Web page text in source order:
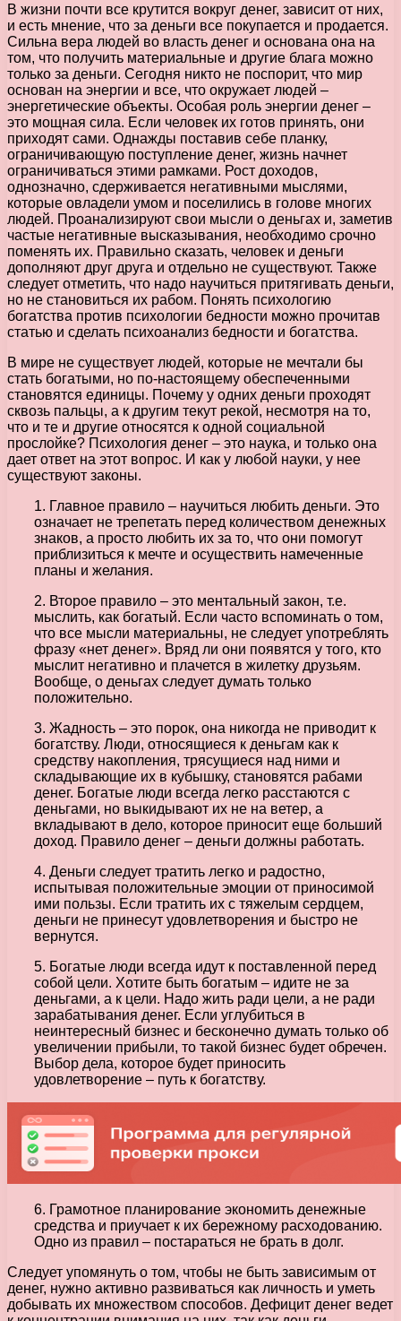
В жизни почти все крутится вокруг денег, зависит от них,
и есть мнение, что за деньги все покупается и продается.
Сильна вера людей во власть денег и основана она на
том, что получить материальные и другие блага можно
только за деньги. Сегодня никто не поспорит, что мир
основан на энергии и все, что окружает людей –
энергетические объекты. Особая роль энергии денег –
это мощная сила. Если человек их готов принять, они
приходят сами. Однажды поставив себе планку,
ограничивающую поступление денег, жизнь начнет
ограничиваться этими рамками. Рост доходов,
однозначно, сдерживается негативными мыслями,
которые овладели умом и поселились в голове многих
людей. Проанализируют свои мысли о деньгах и, заметив
частые негативные высказывания, необходимо срочно
поменять их. Правильно сказать, человек и деньги
дополняют друг друга и отдельно не существуют. Также
следует отметить, что надо научиться притягивать деньги,
но не становиться их рабом. Понять психологию
богатства против психологии бедности можно прочитав
статью и сделать психоанализ бедности и богатства.
В мире не существует людей, которые не мечтали бы
стать богатыми, но по-настоящему обеспеченными
становятся единицы. Почему у одних деньги проходят
сквозь пальцы, а к другим текут рекой, несмотря на то,
что и те и другие относятся к одной социальной
прослойке? Психология денег – это наука, и только она
дает ответ на этот вопрос. И как у любой науки, у нее
существуют законы.
1. Главное правило – научиться любить деньги. Это
означает не трепетать перед количеством денежных
знаков, а просто любить их за то, что они помогут
приблизиться к мечте и осуществить намеченные
планы и желания.
2. Второе правило – это ментальный закон, т.е.
мыслить, как богатый. Если часто вспоминать о том,
что все мысли материальны, не следует употреблять
фразу «нет денег». Вряд ли они появятся у того, кто
мыслит негативно и плачется в жилетку друзьям.
Вообще, о деньгах следует думать только
положительно.
3. Жадность – это порок, она никогда не приводит к
богатству. Люди, относящиеся к деньгам как к
средству накопления, трясущиеся над ними и
складывающие их в кубышку, становятся рабами
денег. Богатые люди всегда легко расстаются с
деньгами, но выкидывают их не на ветер, а
вкладывают в дело, которое приносит еще больший
доход. Правило денег – деньги должны работать.
4. Деньги следует тратить легко и радостно,
испытывая положительные эмоции от приносимой
ими пользы. Если тратить их с тяжелым сердцем,
деньги не принесут удовлетворения и быстро не
вернутся.
5. Богатые люди всегда идут к поставленной перед
собой цели. Хотите быть богатым – идите не за
деньгами, а к цели. Надо жить ради цели, а не ради
зарабатывания денег. Если углубиться в
неинтересный бизнес и бесконечно думать только об
увеличении прибыли, то такой бизнес будет обречен.
Выбор дела, которое будет приносить
удовлетворение – путь к богатству.
6. Грамотное планирование экономить денежные
средства и приучает к их бережному расходованию.
Одно из правил – постараться не брать в долг.
Следует упомянуть о том, чтобы не быть зависимым от
денег, нужно активно развиваться как личность и уметь
добывать их множеством способов. Дефицит денег ведет